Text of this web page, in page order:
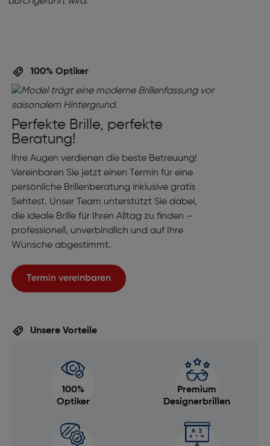
100% Optiker
Perfekte Brille, perfekte
Beratung!
Ihre Augen verdienen die beste Betreuung!
Vereinbaren Sie jetzt einen Termin für eine
persönliche Brillenberatung inklusive gratis
Sehtest. Unser Team unterstützt Sie dabei,
die ideale Brille für Ihren Alltag zu finden –
professionell, unverbindlich und auf Ihre
Wünsche abgestimmt.
Termin vereinbaren
Unsere Vorteile
100%
Optiker
Premium
Designerbrillen